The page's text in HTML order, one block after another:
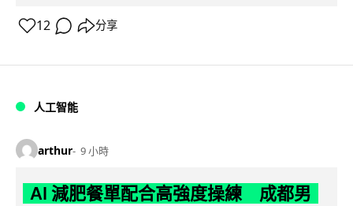
12 分享
人工智能
arthur 9 小時
AI 減肥餐單配合高強度操練 成都男